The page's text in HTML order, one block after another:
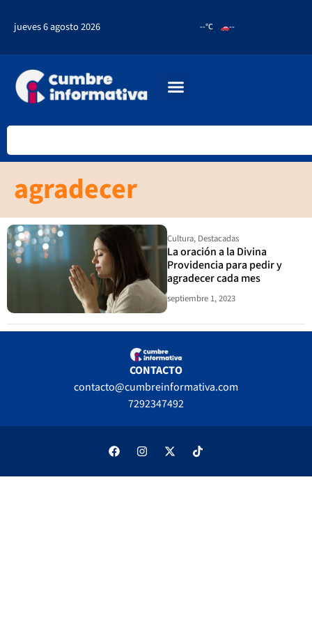
jueves 6 agosto 2026 --°C --
agradecer
Cultura, Destacadas
La oración a la Divina
Providencia para pedir y
agradecer cada mes
septiembre 1, 2023
CONTACTO
contacto@cumbreinformativa.com
7292347492